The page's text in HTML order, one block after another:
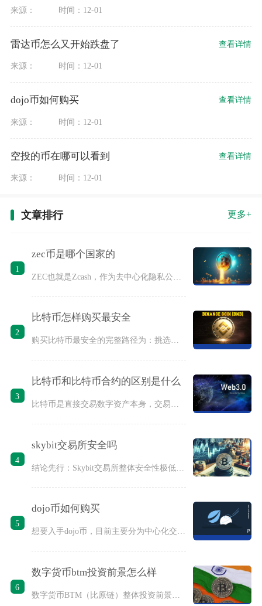
来源： 时间：12-01
雷达币怎么又开始跌盘了 查看详情
来源： 时间：12-01
dojo币如何购买 查看详情
来源： 时间：12-01
空投的币在哪可以看到 查看详情
来源： 时间：12-01
文章排行 更多+
1
zec币是哪个国家的
2
比特币怎样购买最安全
购买比特币最安全的完整路径为：挑选具备合规资质、储备审计公示
3
比特币和比特币合约的区别是什么
4
skybit交易所安全吗
结论先行：Skybit交易所整体安全性极低，属于高风险数字资
5
dojo币如何购买
想要入手dojo币，目前主要分为中心化交易所现货交易和去中心
6
数字货币btm投资前景怎么样